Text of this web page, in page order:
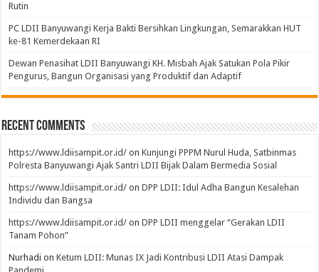
Rutin
PC LDII Banyuwangi Kerja Bakti Bersihkan Lingkungan, Semarakkan HUT
ke-81 Kemerdekaan RI
Dewan Penasihat LDII Banyuwangi KH. Misbah Ajak Satukan Pola Pikir
Pengurus, Bangun Organisasi yang Produktif dan Adaptif
Recent Comments
https://www.ldiisampit.or.id/ onKunjungi PPPM Nurul Huda, Satbinmas
Polresta Banyuwangi Ajak Santri LDII Bijak Dalam Bermedia Sosial
https://www.ldiisampit.or.id/ onDPP LDII: Idul Adha Bangun Kesalehan
Individu dan Bangsa
https://www.ldiisampit.or.id/ onDPP LDII menggelar “Gerakan LDII
Tanam Pohon”
Nurhadi onKetum LDII: Munas IX Jadi Kontribusi LDII Atasi Dampak